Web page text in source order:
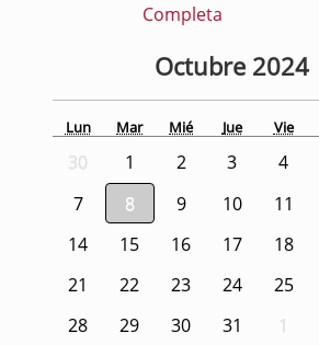
Completa
Octubre 2024
Lun Mar Mié Jue Vie
30 1 2 3 4
7
8 9 10 11
14
15 16 17 18
21
22 23 24 25
28
29 30 31 1